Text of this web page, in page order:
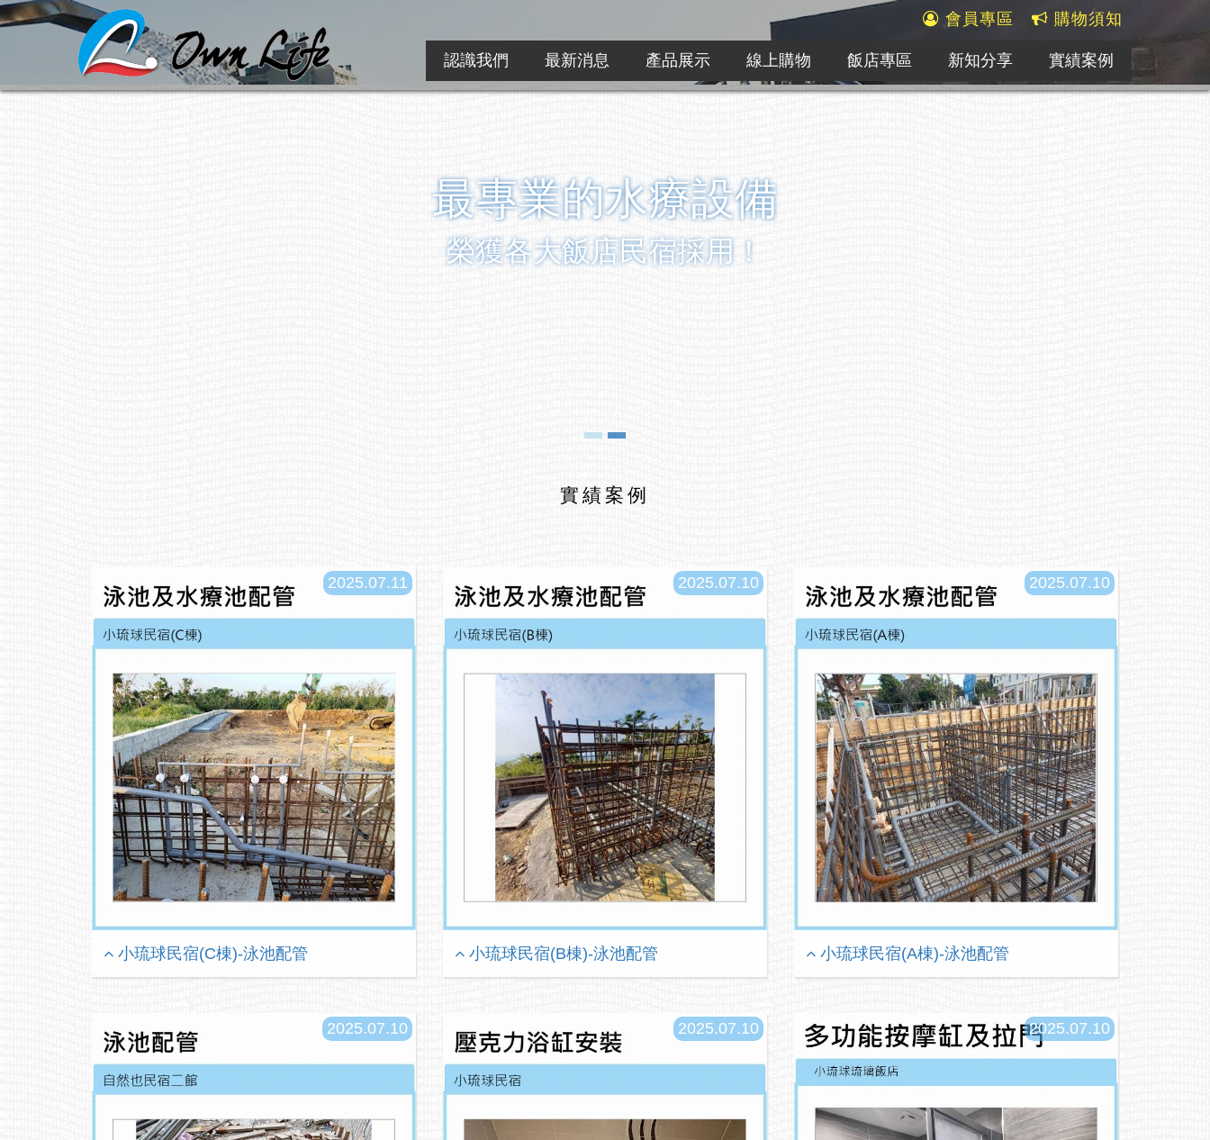
最專業的水療設備
榮獲各大飯店民宿採用！
會員專區 購物須知
認識我們 最新消息 產品展示 線上購物 飯店專區 新知分享 實績案例
實績案例
2025.07.11
小琉球民宿(C棟)-泳池配管
2025.07.10
小琉球民宿(B棟)-泳池配管
2025.07.10
小琉球民宿(A棟)-泳池配管
2025.07.10 2025.07.10 2025.07.10